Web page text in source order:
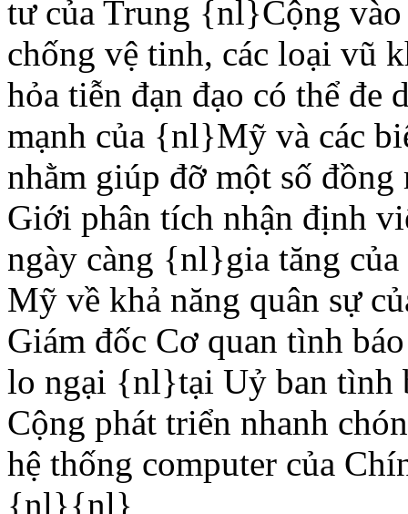
tư của Trung {nl}Cộng vào
chống vệ tinh, các loại vũ
hỏa tiễn đạn đạo có thể đe
mạnh của {nl}Mỹ và các
nhằm giúp đỡ một số
Giới phân tích nhận định
ngày càng {nl}gia tăng
Mỹ về khả năng quân sự
Giám đốc Cơ quan tình
lo ngại {nl}tại Uỷ ban tình
Cộng phát triển nhanh
hệ thống computer của
{nl}{nl}